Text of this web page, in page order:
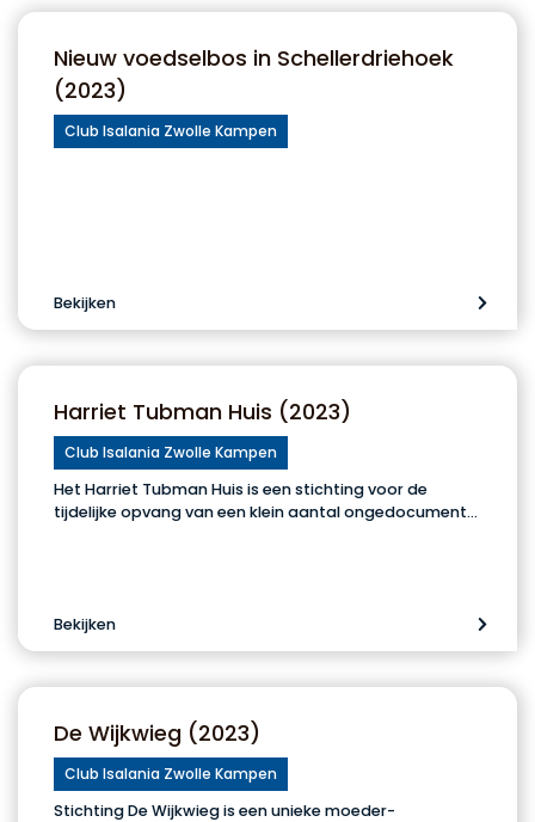
Nieuw voedselbos in Schellerdriehoek
(2023)
Club Isalania Zwolle Kampen
Bekijken
Harriet Tubman Huis (2023)
Club Isalania Zwolle Kampen
Het Harriet Tubman Huis is een stichting voor de
tijdelijke opvang van een klein aantal ongedocument…
Bekijken
De Wijkwieg (2023)
Club Isalania Zwolle Kampen
Stichting De Wijkwieg is een unieke moeder-